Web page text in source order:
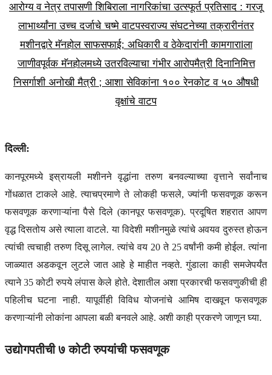
आरोग्य व नेत्र तपासणी शिबिराला नागरिकांचा उत्स्फूर्त प्रतिसाद : गरजू
लाभार्थ्यांना उच्च दर्जाचे चष्मे वाटपस्वराज्य संघटनेच्या तक्रारीनंतर
मशीनद्वारे मॅनहोल साफसफाई; अधिकारी व ठेकेदारांनी कामगाराlला
जाणीवपूर्वक मॅनहोलमध्ये उतरविल्याचा गंभीर आरोपमैत्री दिनानिमित्त
निसर्गाशी अनोखी मैत्री ; आशा सेविकांना १०० रेनकोट व ५० औषधी
वृक्षांचे वाटप
दिल्ली:
कानपूरमध्ये इस्रायली मशीनने वृद्धांना तरुण बनवल्याच्या वृत्ताने सर्वांनाच
गोंधळात टाकले आहे. त्याचप्रमाणे ते लोकही फसले, ज्यांनी फसवणूक करून
फसवणूक करणाऱ्यांना पैसे दिले (कानपूर फसवणूक). प्रदूषित शहरात आपण
वृद्ध दिसतोय असे त्याला वाटले. या विदेशी मशीनमुळे त्यांचे अवयव दुरुस्त होऊन
त्यांची त्वचाही तरुण दिसू लागेल. त्यांचे वय 20 ते 25 वर्षांनी कमी होईल. त्यांना
जाळ्यात अडकवून लुटले जात आहे हे माहीत नव्हते. गुंडाला काही समजेपर्यंत
त्याने 35 कोटी रुपये लंपास केले होते. देशातील अशा प्रकारची फसवणुकीची ही
पहिलीच घटना नाही. यापूर्वीही विविध योजनांचे आमिष दाखवून फसवणूक
करणाऱ्यांनी लोकांना आपला बळी बनवले आहे. अशी काही प्रकरणे जाणून घ्या.
उद्योगपतीची ७ कोटी रुपयांची फसवणूक